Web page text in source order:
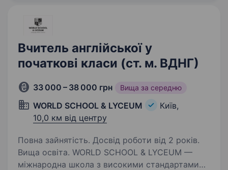
Вчитель англійської у
початкові класи (ст. м. ВДНГ)
33 000 – 38 000 грн Вища за середню
WORLD SCHOOL & LYCEUM
Київ,
10,0 км від центру
Повна зайнятість. Досвід роботи від 2 років.
Вища освіта. WORLD SCHOOL & LYCEUM —
міжнародна школа з високими стандартами